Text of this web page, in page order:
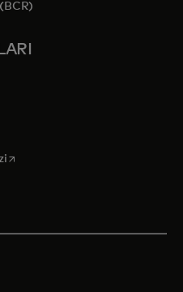
a new tab
in a new tab
opens in a new tab
a new tab